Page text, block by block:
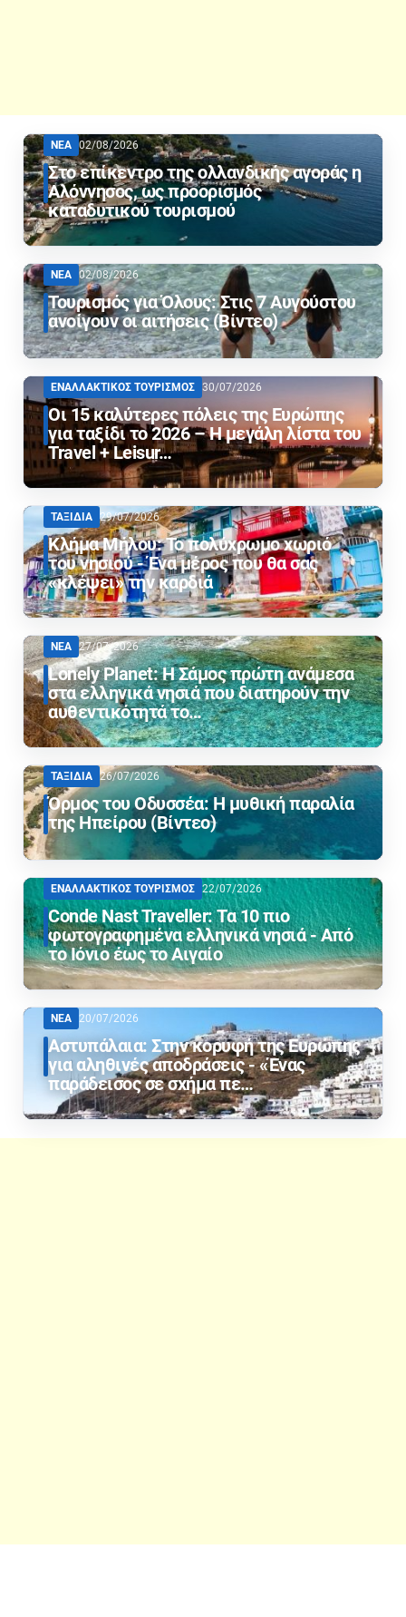
ΝΕΑ 02/08/2026
Στο επίκεντρο της ολλανδικής αγοράς η
Αλόννησος, ως προορισμός
καταδυτικού τουρισμού
ΝΕΑ 02/08/2026
Τουρισμός για Όλους: Στις 7 Αυγούστου
ανοίγουν οι αιτήσεις (Βίντεο)
ΕΝΑΛΛΑΚΤΙΚΟΣ ΤΟΥΡΙΣΜΟΣ 30/07/2026
Οι 15 καλύτερες πόλεις της Ευρώπης
για ταξίδι το 2026 – Η μεγάλη λίστα του
Travel + Leisur…
ΤΑΞΙΔΙΑ 29/07/2026
Κλήμα Μήλου: Το πολύχρωμο χωριό
του νησιού - Ένα μέρος που θα σας
«κλέψει» την καρδιά
ΝΕΑ 27/07/2026
Lonely Planet: Η Σάμος πρώτη ανάμεσα
στα ελληνικά νησιά που διατηρούν την
αυθεντικότητά το…
ΤΑΞΙΔΙΑ 26/07/2026
Όρμος του Οδυσσέα: Η μυθική παραλία
της Ηπείρου (Βίντεο)
ΕΝΑΛΛΑΚΤΙΚΟΣ ΤΟΥΡΙΣΜΟΣ 22/07/2026
Conde Nast Traveller: Τα 10 πιο
φωτογραφημένα ελληνικά νησιά - Από
το Ιόνιο έως το Αιγαίο
ΝΕΑ 20/07/2026
Αστυπάλαια: Στην κορυφή της Ευρώπης
για αληθινές αποδράσεις - «Ένας
παράδεισος σε σχήμα πε…